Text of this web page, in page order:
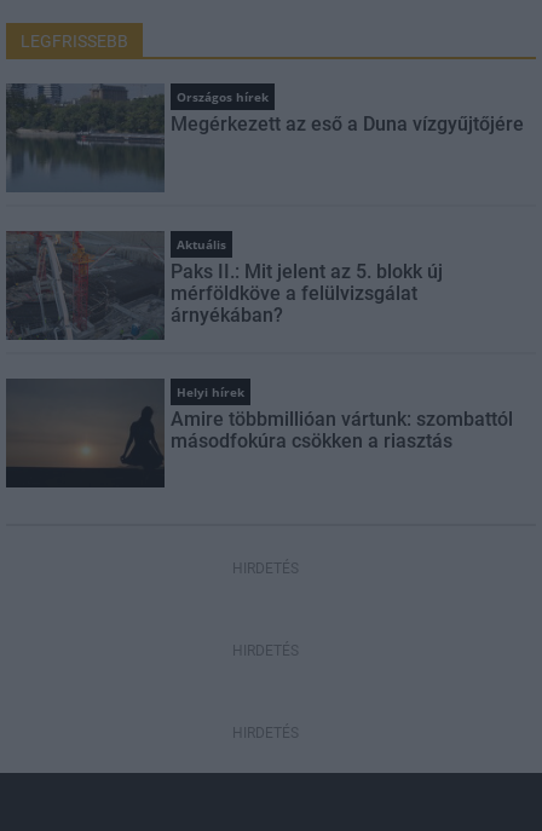
LEGFRISSEBB
Országos hírek
Megérkezett az eső a Duna vízgyűjtőjére
Aktuális
Paks II.: Mit jelent az 5. blokk új
mérföldköve a felülvizsgálat
árnyékában?
Helyi hírek
Amire többmillióan vártunk: szombattól
másodfokúra csökken a riasztás
HIRDETÉS
HIRDETÉS
HIRDETÉS